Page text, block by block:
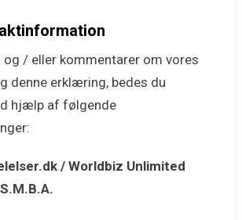
og / eller kommentarer om vores
denne erklæring, bedes du
hjælp af følgende
/ Worldbiz Unlimited